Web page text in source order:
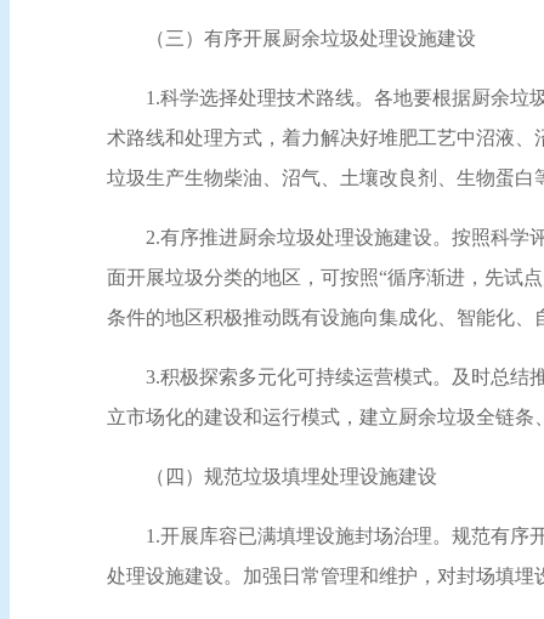
（三）有序开展厨余垃圾处理设施建设
1.科学选择处理技术路线。各地要根据厨余垃
术路线和处理方式，着力解决好堆肥工艺中沼液
垃圾生产生物柴油、沼气、土壤改良剂、生物蛋白
2.有序推进厨余垃圾处理设施建设。按照科学
面开展垃圾分类的地区，可按照“循序渐进，先试
条件的地区积极推动既有设施向集成化、智能化
3.积极探索多元化可持续运营模式。及时总结
立市场化的建设和运行模式，建立厨余垃圾全链
（四）规范垃圾填埋处理设施建设
1.开展库容已满填埋设施封场治理。规范有序
处理设施建设。加强日常管理和维护，对封场填